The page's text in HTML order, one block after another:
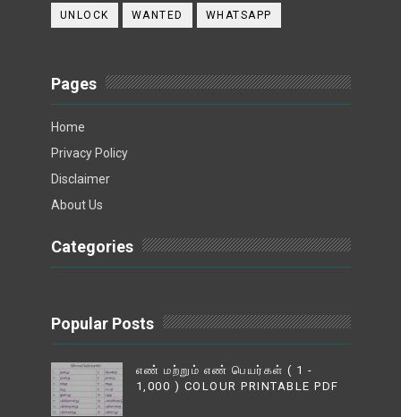
UNLOCK WANTED WHATSAPP
Pages
Home
Privacy Policy
Disclaimer
About Us
Categories
Popular Posts
எண் மற்றும் எண் பெயர்கள் ( 1 -
1,000 ) COLOUR PRINTABLE PDF